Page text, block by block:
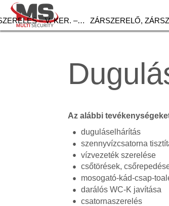
– V. KER. –… ZÁRSZERELŐ,
Az alábbi
duguláselhárítás
szennyvízcsatorna
vízvezeték szerelése
csőtörések,
mosogató-kád-csap-
darálós WC-K javítása
csatornaszerelés